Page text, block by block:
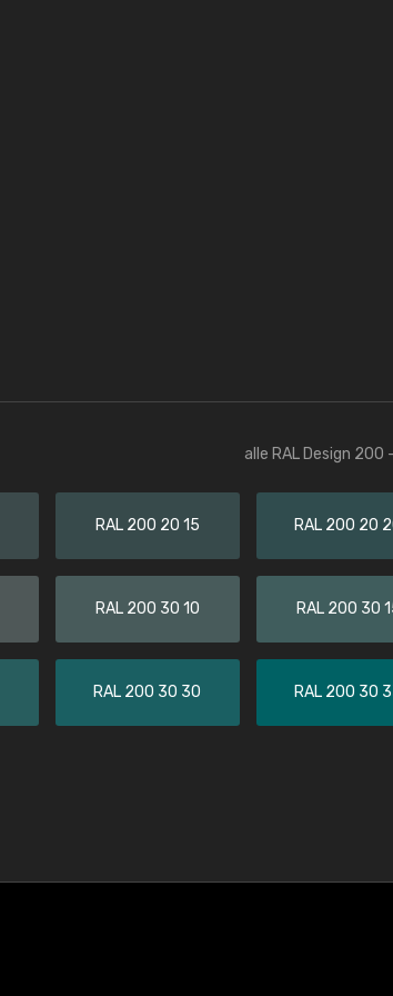
alle RAL Design 200
RAL 200 20 15 RAL 200 20
RAL 200 30 10 RAL 200 30
RAL 200 30 30 RAL 200 30